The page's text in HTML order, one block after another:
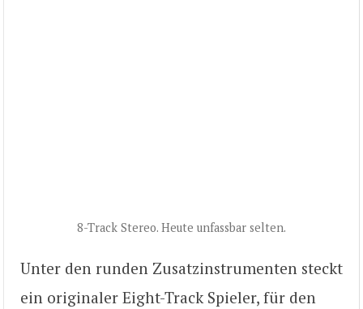
8-Track Stereo. Heute unfassbar selten.
Unter den runden Zusatzinstrumenten steckt
ein originaler Eight-Track Spieler, für den